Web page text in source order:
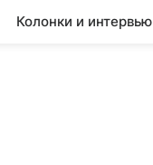
Колонки и интервью